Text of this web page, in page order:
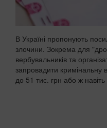
В Україні пропонують
злочини. Зокрема для
вербувальників та
запровадити кримінальну
до 51 тис. грн або ж навіть